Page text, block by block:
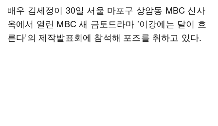
배우 김세정이 30일 서울 마포구 상암동 MBC 신사
옥에서 열린 MBC 새 금토드라마 ’이강에는 달이 흐
른다’의 제작발표회에 참석해 포즈를 취하고 있다.